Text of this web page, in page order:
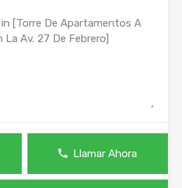
Llamar Ahora